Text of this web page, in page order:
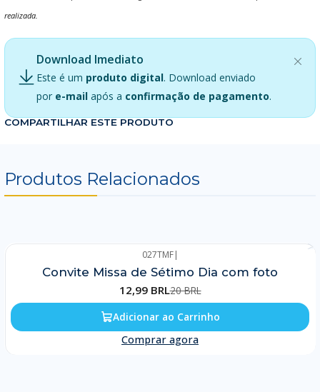
realizada.
Download Imediato
Este é um produto digital. Download enviado
por e-mail após a confirmação de pagamento.
COMPARTILHAR ESTE PRODUTO
Produtos Relacionados
027TMF|
Convite Missa de Sétimo Dia com foto
12,99 BRL20 BRL
Adicionar ao Carrinho
Comprar agora